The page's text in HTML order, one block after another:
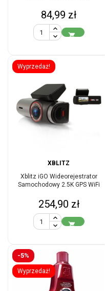
Cena
84,99 zł

Wyprzedaż!
XBLITZ
Xblitz iGO Wideorejestrator
Samochodowy 2.5K GPS WiFi
Cena
254,90 zł

-5%
Wyprzedaż!